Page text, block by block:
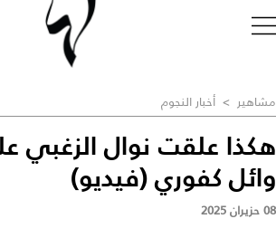
مشاهير > أخبار النجوم
هكذا علقت نوال الزغبي
وائل كفوري (فيديو)
08 حزيران 2025